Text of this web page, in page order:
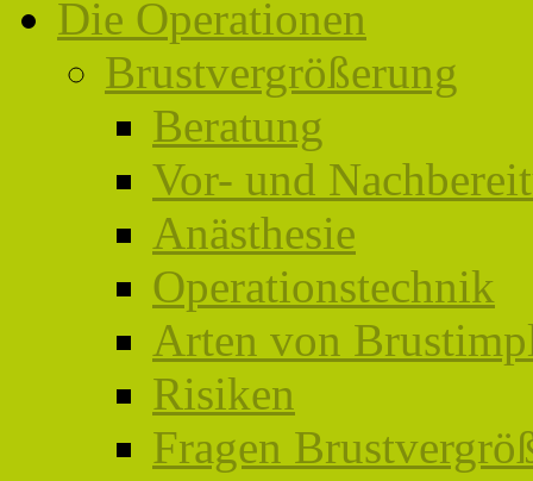
Die Operationen
Brustvergrößerung
Beratung
Vor- und
Anästhesie
Operationstechnik
Arten von
Risiken
Fragen